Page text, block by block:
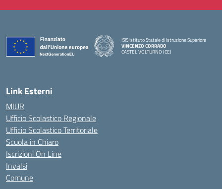
ISIS Istituto Statale di Istruzione Superiore
VINCENZO CORRADO
CASTEL VOLTURNO (CE)
Link Esterni
MIUR
Ufficio Scolastico Regionale
Ufficio Scolastico Territoriale
Scuola in Chiaro
Iscrizioni On Line
Invalsi
Comune